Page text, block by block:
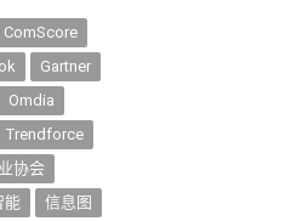
ComScore
Gartner
Omdia
Trendforce
协会
能
信息图